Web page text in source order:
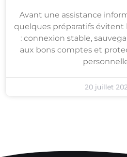
Avant une assistance
quelques préparatifs évitent
: connexion stable,
aux bons comptes et
20 juillet